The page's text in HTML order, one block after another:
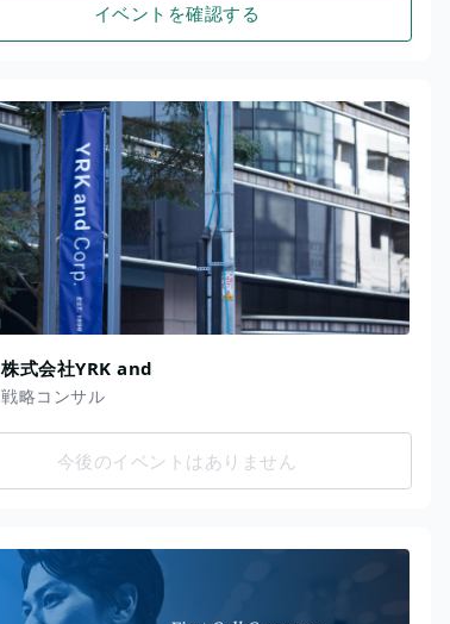
イベントを確認する
株式会社YRK and
戦略コンサル
今後のイベントはありません